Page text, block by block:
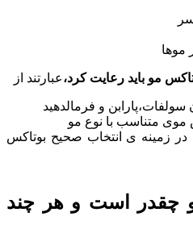
موها
مو باید رعایت کرد،عبارتند از
و فرمالدهید
موی متناسب با نوع مو
زمینه ی انتخاب صحیح بوتاکس
چقدر است و هر چند